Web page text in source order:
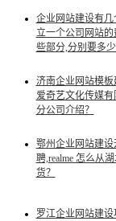
企业网站建设有几
立一个公司网站的
些部分,分别要多
济南企业网站模板
爱奇艺文化传媒
分公司介绍？
鄂州企业网站建设
聘,realme 怎么从
货？
罗江企业网站建设